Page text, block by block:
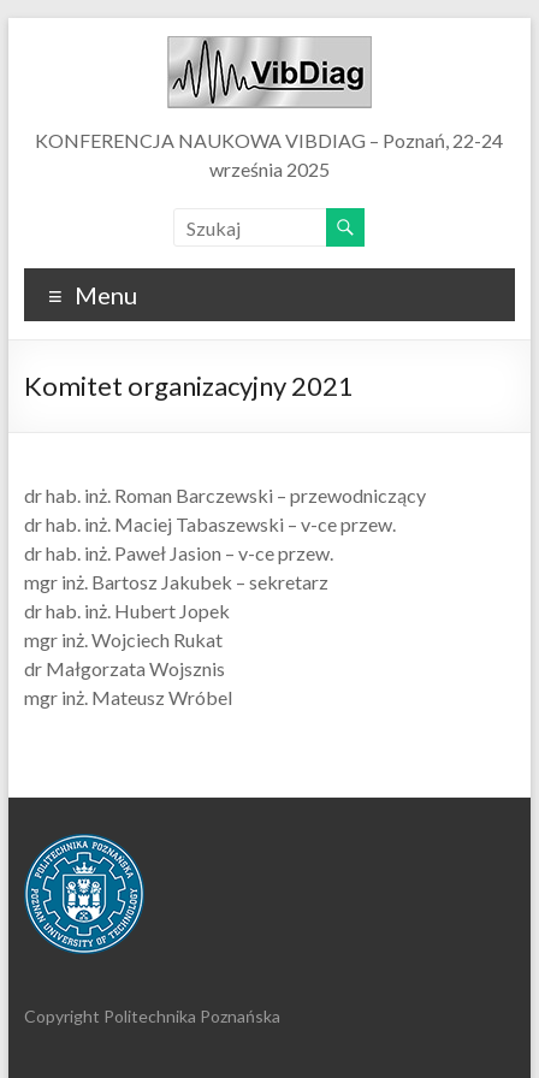
KONFERENCJA NAUKOWA VIBDIAG – Poznań, 22-24
września 2025
Menu
Komitet organizacyjny 2021
dr hab. inż. Roman Barczewski – przewodniczący
dr hab. inż. Maciej Tabaszewski – v-ce przew.
dr hab. inż. Paweł Jasion – v-ce przew.
mgr inż. Bartosz Jakubek – sekretarz
dr hab. inż. Hubert Jopek
mgr inż. Wojciech Rukat
dr Małgorzata Wojsznis
mgr inż. Mateusz Wróbel
Copyright Politechnika Poznańska